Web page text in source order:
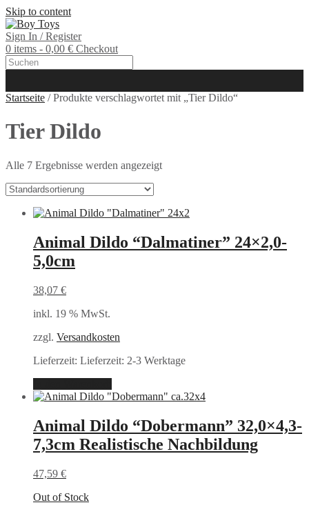
Skip to content
Sign In / Register
0 items - 0,00 € Checkout
Startseite / Produkte verschlagwortet mit „Tier Dildo“
Tier Dildo
Alle 7 Ergebnisse werden angezeigt
Animal Dildo “Dalmatiner” 24×2,0-
5,0cm
38,07 €
inkl. 19 % MwSt.
zzgl. Versandkosten
Lieferzeit: Lieferzeit: 2-3 Werktage
Animal Dildo “Dobermann” 32,0×4,3-
7,3cm Realistische Nachbildung
47,59 €
Out of Stock